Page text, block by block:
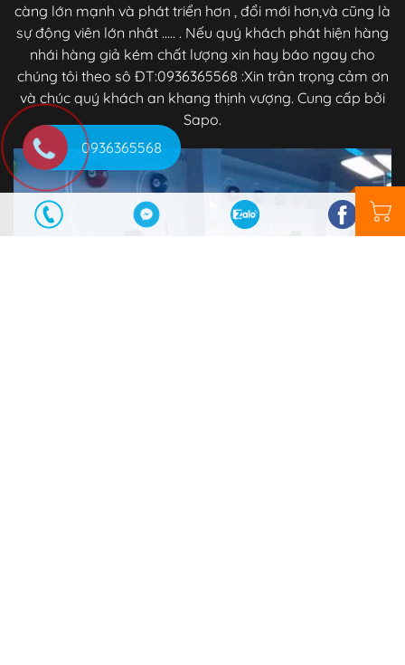
càng lớn mạnh và phát triển hơn , đổi mới hơn,và cũng là
sự động viên lớn nhât ..... . Nếu quý khách phát hiện hàng
nhái hàng giả kém chất lượng xin hay báo ngay cho
chúng tôi theo sô ĐT:0936365568 :Xin trân trọng cảm ơn
và chúc quý khách an khang thịnh vượng. Cung cấp bởi
Sapo.
0936365568